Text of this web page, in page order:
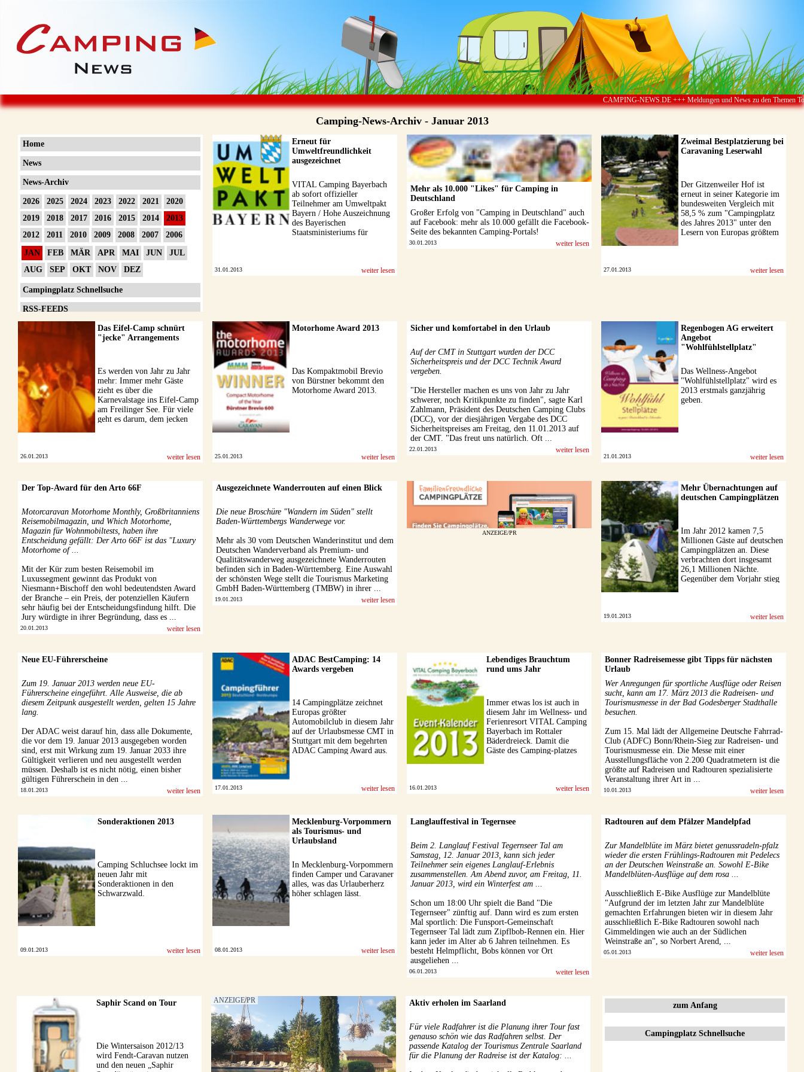
CAMPING-NEWS.DE +++ Meldungen und News zu den Themen
Camping-News-Archiv - Januar 2013
Home
News
News-Archiv
2026 2025 2024 2023 2022 2021
2020
2019
2018 2017 2016 2015 2014
2013
2012
2011 2010 2009 2008 2007
2006
JAN
FEB MÄR APR MAI JUN
JUL
AUG
SEP OKT NOV DEZ
Campingplatz Schnellsuche
RSS-FEEDS
Impressum
Erneut für
Umweltfreundlichkeit
ausgezeichnet
VITAL Camping Bayerbach
ab sofort offizieller
Teilnehmer am Umweltpakt
Bayern / Hohe Auszeichnung
des Bayerischen
Staatsministeriums für
31.01.2013 weiter lesen
Mehr als 10.000 "Likes" für Camping in
Deutschland
Großer Erfolg von "Camping in Deutschland" auch
auf Facebook: mehr als 10.000 gefällt die Facebook-
Seite des bekannten Camping-Portals!
30.01.2013 weiter lesen
Zweimal Bestplatzierung bei
Caravaning Leserwahl
Der Gitzenweiler Hof ist
erneut in seiner Kategorie im
bundesweiten Vergleich mit
58,5 % zum "Campingplatz
des Jahres 2013" unter den
Lesern von Europas größtem
27.01.2013 weiter lesen
Das Eifel-Camp schnürt
"jecke" Arrangements
Es werden von Jahr zu Jahr
mehr: Immer mehr Gäste
zieht es über die
Karnevalstage ins Eifel-Camp
am Freilinger See. Für viele
geht es darum, dem jecken
26.01.2013 weiter lesen
Motorhome Award 2013
Das Kompaktmobil Brevio
von Bürstner bekommt den
Motorhome Award 2013.
25.01.2013 weiter lesen
Sicher und komfortabel in den Urlaub
Auf der CMT in Stuttgart wurden der DCC
Sicherheitspreis und der DCC Technik Award
vergeben.
"Die Hersteller machen es uns von Jahr zu Jahr
schwerer, noch Kritikpunkte zu finden", sagte Karl
Zahlmann, Präsident des Deutschen Camping Clubs
(DCC), vor der diesjährigen Vergabe des DCC
Sicherheitspreises am Freitag, den 11.01.2013 auf
der CMT. "Das freut uns natürlich. Oft ...
22.01.2013 weiter lesen
Regenbogen AG erweitert
Angebot
"Wohlfühlstellplatz"
Das Wellness-Angebot
"Wohlfühlstellplatz" wird es
2013 erstmals ganzjährig
geben.
21.01.2013 weiter lesen
Der Top-Award für den Arto 66F
Motorcaravan Motorhome Monthly, Großbritanniens
Reisemobilmagazin, und Which Motorhome,
Magazin für Wohnmobiltests, haben ihre
Entscheidung gefällt: Der Arto 66F ist das "Luxury
Motorhome of ...
Mit der Kür zum besten Reisemobil im
Luxussegment gewinnt das Produkt von
Niesmann+Bischoff den wohl bedeutendsten Award
der Branche – ein Preis, der potenziellen Käufern
sehr häufig bei der Entscheidungsfindung hilft. Die
Jury würdigte in ihrer Begründung, dass es ...
20.01.2013 weiter lesen
Ausgezeichnete Wanderrouten auf einen Blick
Die neue Broschüre "Wandern im Süden" stellt
Baden-Württembergs Wanderwege vor.
Mehr als 30 vom Deutschen Wanderinstitut und dem
Deutschen Wanderverband als Premium- und
Qualitätswanderweg ausgezeichnete Wanderrouten
befinden sich in Baden-Württemberg. Eine Auswahl
der schönsten Wege stellt die Tourismus Marketing
GmbH Baden-Württemberg (TMBW) in ihrer ...
19.01.2013 weiter lesen
ANZEIGE/PR
Mehr Übernachtungen auf
deutschen Campingplätzen
Im Jahr 2012 kamen 7,5
Millionen Gäste auf deutschen
Campingplätzen an. Diese
verbrachten dort insgesamt
26,1 Millionen Nächte.
Gegenüber dem Vorjahr stieg
19.01.2013 weiter lesen
Neue EU-Führerscheine
Zum 19. Januar 2013 werden neue EU-
Führerscheine eingeführt. Alle Ausweise, die ab
diesem Zeitpunk ausgestellt werden, gelten 15 Jahre
lang.
Der ADAC weist darauf hin, dass alle Dokumente,
die vor dem 19. Januar 2013 ausgegeben worden
sind, erst mit Wirkung zum 19. Januar 2033 ihre
Gültigkeit verlieren und neu ausgestellt werden
müssen. Deshalb ist es nicht nötig, einen bisher
gültigen Führerschein in den ...
18.01.2013 weiter lesen
ADAC BestCamping: 14
Awards vergeben
14 Campingplätze zeichnet
Europas größter
Automobilclub in diesem Jahr
auf der Urlaubsmesse CMT in
Stuttgart mit dem begehrten
ADAC Camping Award aus.
17.01.2013 weiter lesen
Lebendiges Brauchtum
rund ums Jahr
Immer etwas los ist auch in
diesem Jahr im Wellness- und
Ferienresort VITAL Camping
Bayerbach im Rottaler
Bäderdreieck. Damit die
Gäste des Camping-platzes
16.01.2013 weiter lesen
Bonner Radreisemesse gibt Tipps für nächsten
Urlaub
Wer Anregungen für sportliche Ausflüge oder Reisen
sucht, kann am 17. März 2013 die Radreisen- und
Tourismusmesse in der Bad Godesberger Stadthalle
besuchen.
Zum 15. Mal lädt der Allgemeine Deutsche Fahrrad-
Club (ADFC) Bonn/Rhein-Sieg zur Radreisen- und
Tourismusmesse ein. Die Messe mit einer
Ausstellungsfläche von 2.200 Quadratmetern ist die
größte auf Radreisen und Radtouren spezialisierte
Veranstaltung ihrer Art in ...
10.01.2013 weiter lesen
Sonderaktionen 2013
Camping Schluchsee lockt im
neuen Jahr mit
Sonderaktionen in den
Schwarzwald.
09.01.2013 weiter lesen
Mecklenburg-Vorpommern
als Tourismus- und
Urlaubsland
In Mecklenburg-Vorpommern
finden Camper und Caravaner
alles, was das Urlauberherz
höher schlagen lässt.
08.01.2013 weiter lesen
Langlauffestival in Tegernsee
Beim 2. Langlauf Festival Tegernseer Tal am
Samstag, 12. Januar 2013, kann sich jeder
Teilnehmer sein eigenes Langlauf-Erlebnis
zusammenstellen. Am Abend zuvor, am Freitag, 11.
Januar 2013, wird ein Winterfest am ...
Schon um 18:00 Uhr spielt die Band "Die
Tegernseer" zünftig auf. Dann wird es zum ersten
Mal sportlich: Die Funsport-Gemeinschaft
Tegernseer Tal lädt zum Zipflbob-Rennen ein. Hier
kann jeder im Alter ab 6 Jahren teilnehmen. Es
besteht Helmpflicht, Bobs können vor Ort
ausgeliehen ...
06.01.2013 weiter lesen
Radtouren auf dem Pfälzer Mandelpfad
Zur Mandelblüte im März bietet genussradeln-pfalz
wieder die ersten Frühlings-Radtouren mit Pedelecs
an der Deutschen Weinstraße an. Sowohl E-Bike
Mandelblüten-Ausflüge auf dem rosa ...
Ausschließlich E-Bike Ausflüge zur Mandelblüte
"Aufgrund der im letzten Jahr zur Mandelblüte
gemachten Erfahrungen bieten wir in diesem Jahr
ausschließlich E-Bike Radtouren sowohl nach
Gimmeldingen wie auch an der Südlichen
Weinstraße an", so Norbert Arend, ...
05.01.2013 weiter lesen
Saphir Scand on Tour
Die Wintersaison 2012/13
wird Fendt-Caravan nutzen
und den neuen „Saphir
Aktiv erholen im Saarland
Für viele Radfahrer ist die Planung ihrer Tour fast
genauso schön wie das Radfahren selbst. Der
passende Katalog der Tourismus Zentrale Saarland
für die Planung der Radreise ist der Katalog: ...
zum Anfang
Campingplatz Schnellsuche